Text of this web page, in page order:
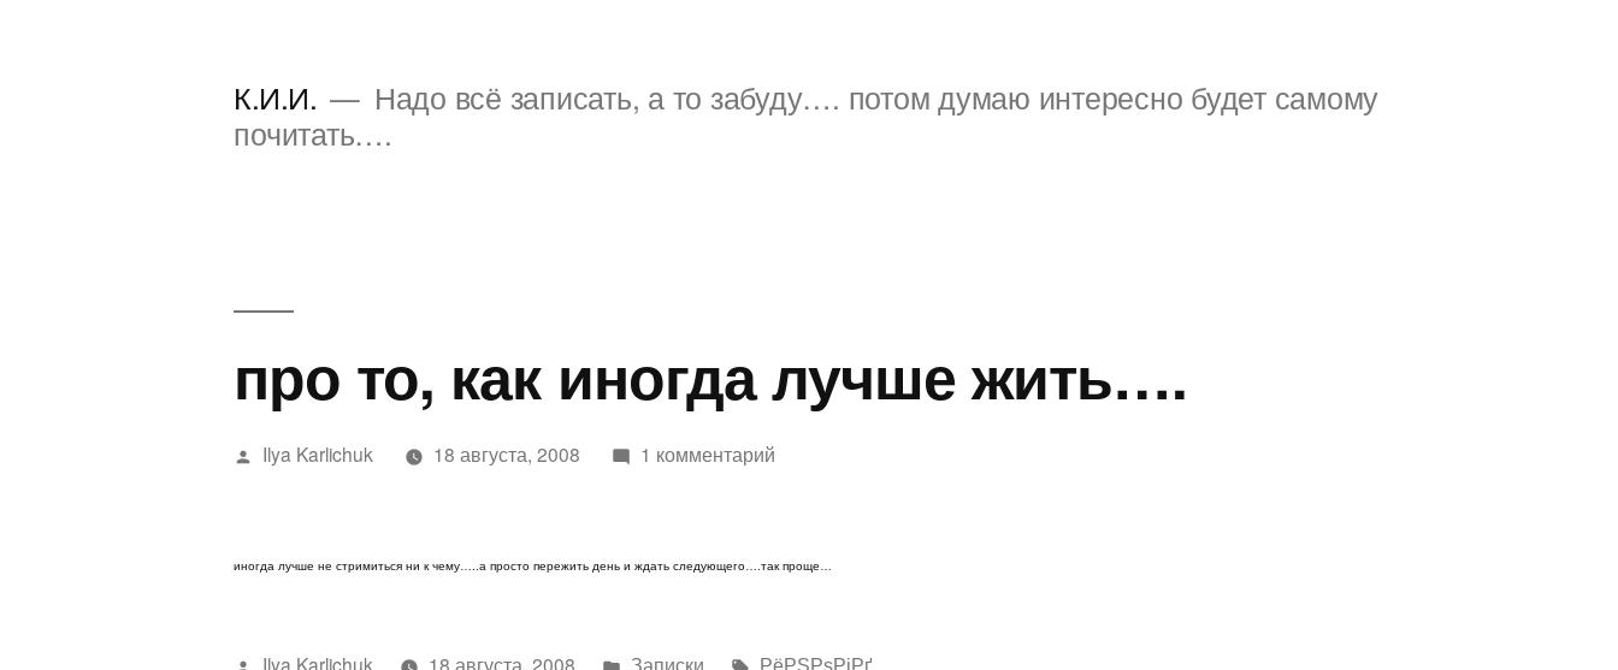
К.И.И.
Надо всё записать, а то забуду…. потом думаю интересно будет самому
почитать….
про то, как иногда лучше жить….
Написано
Ilya Karlichuk 18 августа, 2008 1 комментарийк
лучше
иногда лучше не стримиться ни к чему…..а просто пережить день и ждать следующего….так проще…
Написано
Ilya Karlichuk 18 августа, 2008
Написано
Записки Метки:
РёРЅРѕРіРґ